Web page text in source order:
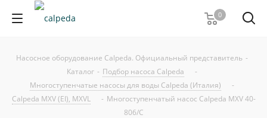
0
Насосное оборудование Calpeda. Официальный представитель -
Каталог - Подбор насоса Calpeda
-
Многоступенчатые насосы для воды Calpeda (Италия)
-
Calpeda MXV (EI), MXVL
- Многоступенчатый насос Calpeda MXV 40-
806/C